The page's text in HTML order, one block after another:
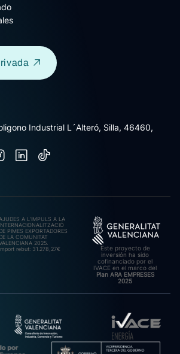
Industrial L´Alteró, Silla, 46460,
A L’IMPULS A LA
INTERNACIONALITZACIÓ
DE PIMES EXPORTADORES
DE LA COMUNITAT
2025.
Import rebut: 31.278,27€
Este proyecto de
inversión ha sido
cofinanciado por el
IVACE en el marco del
Plan ARA EMPRESES
2025